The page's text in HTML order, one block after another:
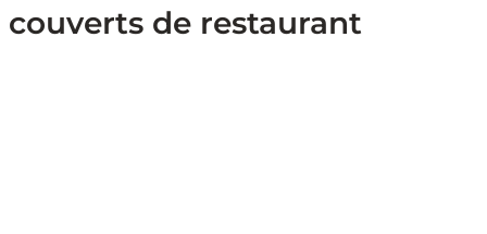
couverts de restaurant